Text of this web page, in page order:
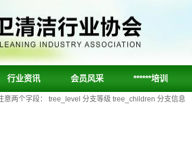
行业资讯 会员风采 ******培训
两个字段： tree_level 分支等级 tree_children 分支信息